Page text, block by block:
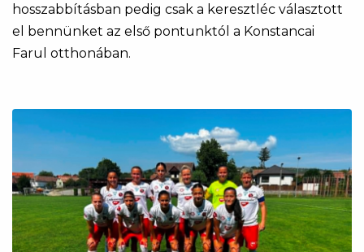
hosszabbításban pedig csak a keresztléc választott
el bennünket az első pontunktól a Konstancai
Farul otthonában.